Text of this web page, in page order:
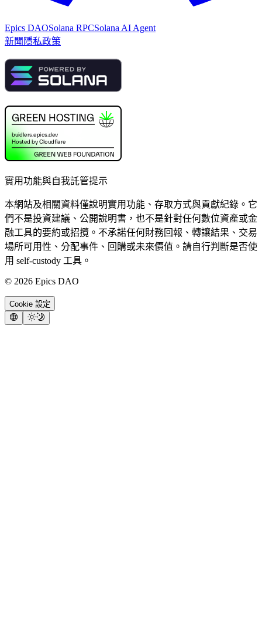
Epics DAOSolana RPCSolana AI Agent
新聞 隱私政策
實用功能與自我託管提示
本網站及相關資料僅說明實用功能、存取方式與貢獻紀錄。它
們不是投資建議、公開說明書，也不是針對任何數位資產或金
融工具的要約或招攬。不承諾任何財務回報、轉讓結果、交易
場所可用性、分配事件、回購或未來價值。請自行判斷是否使
用 self-custody 工具。
© 2026 Epics DAO
Cookie 設定